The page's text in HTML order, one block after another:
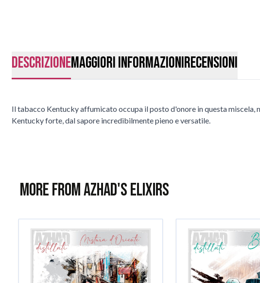
DescrizioneMaggiori InformazioniRecensioni
Il tabacco Kentucky affumicato occupa il posto d'onore in questa
Kentucky forte, dal sapore incredibilmente pieno e versatile.
More from Azhad's Elixirs